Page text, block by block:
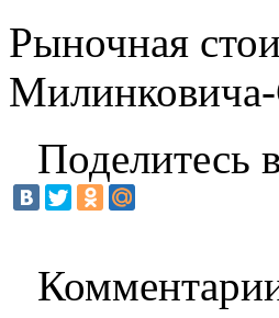
Рыночная
Поделитесь